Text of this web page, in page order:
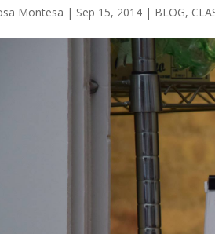
Montesa | Sep 15, 2014 | BLOG,